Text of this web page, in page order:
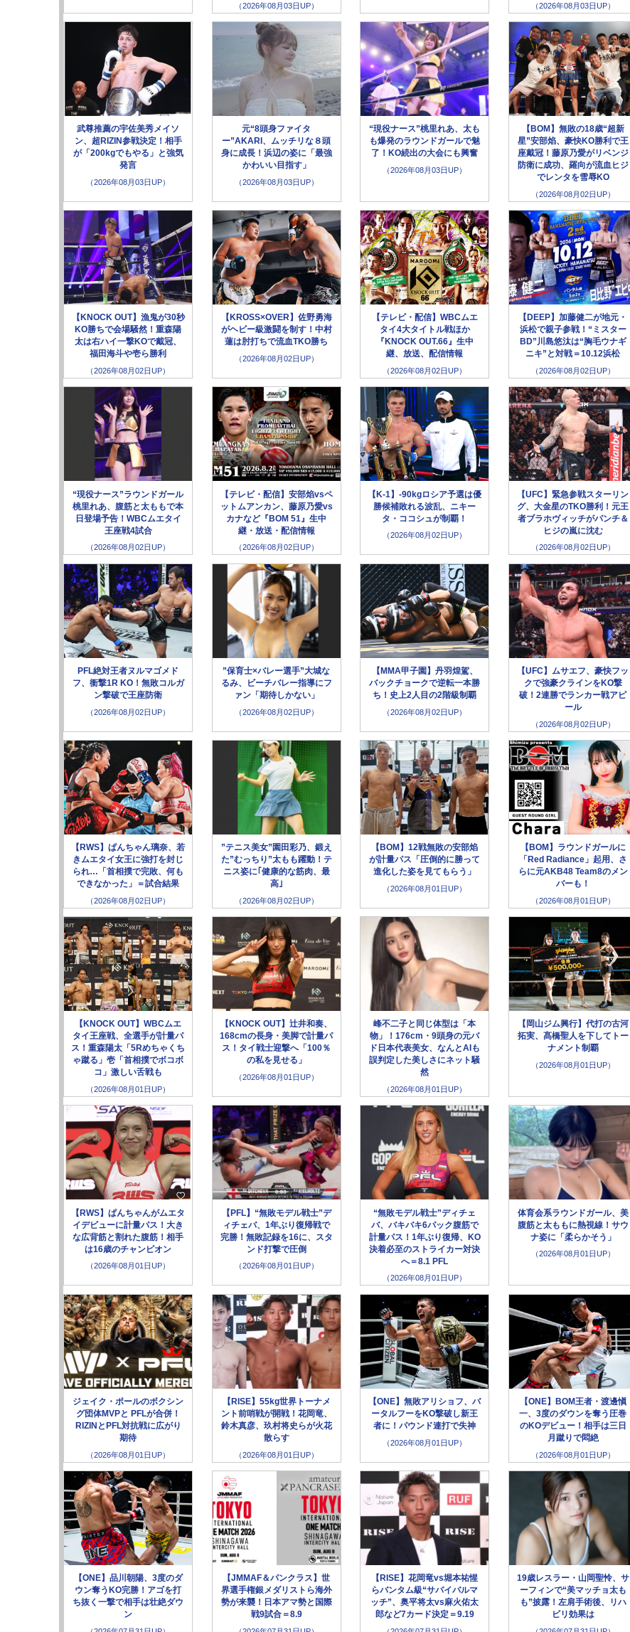
（2026年08月03日UP） （2026年08月03日UP）
武尊推薦の宇佐美秀メイソ
ン、超RIZIN参戦決定！相手
が「200kgでもやる」と強気
発言
（2026年08月03日UP）
元“8頭身ファイタ
ー”AKARI、ムッチリな８頭
身に成長！浜辺の姿に「最強
かわいい目指す」
（2026年08月03日UP）
“現役ナース”桃里れあ、太も
も爆発のラウンドガールで魅
了！KO続出の大会にも興奮
（2026年08月03日UP）
【BOM】無敗の18歳“超新
星”安部焰、豪快KO勝利で王
座戴冠！藤原乃愛がリベンジ
防衛に成功、羅向が流血ヒジ
でレンタを雪辱KO
（2026年08月02日UP）
【KNOCK OUT】漁鬼が30秒
KO勝ちで会場騒然！重森陽
太は右ハイ一撃KOで戴冠、
福田海斗や壱ら勝利
（2026年08月02日UP）
【KROSS×OVER】佐野勇海
がヘビー級激闘を制す！中村
蓮は肘打ちで流血TKO勝ち
（2026年08月02日UP）
【テレビ・配信】WBCムエ
タイ4大タイトル戦ほか
『KNOCK OUT.66』生中
継、放送、配信情報
（2026年08月02日UP）
【DEEP】加藤健二が地元・
浜松で親子参戦！“ミスター
BD”川島悠汰は“胸毛ウナギ
ニキ”と対戦＝10.12浜松
（2026年08月02日UP）
“現役ナース”ラウンドガール
桃里れあ、腹筋と太ももで本
日登場予告！WBCムエタイ
王座戦4試合
（2026年08月02日UP）
【テレビ・配信】安部焰vsペ
ットムアンカン、藤原乃愛vs
カナなど『BOM 51』生中
継・放送・配信情報
（2026年08月02日UP）
【K-1】-90kgロシア予選は優
勝候補敗れる波乱、ニキー
タ・ココシュが制覇！
（2026年08月02日UP）
【UFC】緊急参戦スターリン
グ、大金星のTKO勝利！元王
者ブラホヴィッチがパンチ＆
ヒジの嵐に沈む
（2026年08月02日UP）
PFL絶対王者ヌルマゴメド
フ、衝撃1R KO！無敗コルガ
ン撃破で王座防衛
（2026年08月02日UP）
”保育士×バレー選手”大城な
るみ、ビーチバレー指導にフ
ァン「期待しかない」
（2026年08月02日UP）
【MMA甲子園】丹羽煌駕、
バックチョークで逆転一本勝
ち！史上2人目の2階級制覇
（2026年08月02日UP）
【UFC】ムサエフ、豪快フッ
クで強豪クラインをKO撃
破！2連勝でランカー戦アピ
ール
（2026年08月02日UP）
【RWS】ぱんちゃん璃奈、若
きムエタイ女王に強打を封じ
られ…「首相撲で完敗、何も
できなかった」＝試合結果
（2026年08月02日UP）
”テニス美女”園田彩乃、鍛え
た”むっちり”太もも躍動！テ
ニス姿に｢健康的な筋肉、最
高｣
（2026年08月02日UP）
【BOM】12戦無敗の安部焰
が計量パス「圧倒的に勝って
進化した姿を見てもらう」
（2026年08月01日UP）
【BOM】ラウンドガールに
「Red Radiance」起用、さ
らに元AKB48 Team8のメン
バーも！
（2026年08月01日UP）
【KNOCK OUT】WBCムエ
タイ王座戦、全選手が計量パ
ス！重森陽太「5Rめちゃくち
ゃ蹴る」壱「首相撲でボコボ
コ」激しい舌戦も
（2026年08月01日UP）
【KNOCK OUT】辻井和奏、
168cmの長身・美脚で計量パ
ス！タイ戦士迎撃へ「100％
の私を見せる」
（2026年08月01日UP）
峰不二子と同じ体型は「本
物」！176cm・9頭身の元バ
ド日本代表美女、なんとAIも
誤判定した美しさにネット騒
然
（2026年08月01日UP）
【岡山ジム興行】代打の古河
拓実、髙橋聖人を下してトー
ナメント制覇
（2026年08月01日UP）
【RWS】ぱんちゃんがムエタ
イデビューに計量パス！大き
な広背筋と割れた腹筋！相手
は16歳のチャンピオン
（2026年08月01日UP）
【PFL】“無敗モデル戦士”デ
ィチェバ、1年ぶり復帰戦で
完勝！無敗記録を16に、スタ
ンド打撃で圧倒
（2026年08月01日UP）
“無敗モデル戦士”ディチェ
バ、バキバキ6パック腹筋で
計量パス！1年ぶり復帰、KO
決着必至のストライカー対決
へ＝8.1 PFL
（2026年08月01日UP）
体育会系ラウンドガール、美
腹筋と太ももに熱視線！サウ
ナ姿に「柔らかそう」
（2026年08月01日UP）
ジェイク・ポールのボクシン
グ団体MVPと PFLが合併！
RIZINとPFL対抗戦に広がり
期待
（2026年08月01日UP）
【RISE】55kg世界トーナメ
ント前哨戦が開戦！花岡竜、
鈴木真彦、玖村将史らが火花
散らす
（2026年08月01日UP）
【ONE】無敗アリショフ、バ
ータルフーをKO撃破し新王
者に！パウンド連打で失神
（2026年08月01日UP）
【ONE】BOM王者・渡邊愼
一、3度のダウンを奪う圧巻
のKOデビュー！相手は三日
月蹴りで悶絶
（2026年08月01日UP）
【ONE】品川朝陽、3度のダ
ウン奪うKO完勝！アゴを打
ち抜く一撃で相手は壮絶ダウ
ン
【JMMAF＆パンクラス】世
界選手権銀メダリストら海外
勢が来襲！日本アマ勢と国際
戦9試合＝8.9
【RISE】花岡竜vs堀本祐惺
らバンタム級“サバイバルマ
ッチ”、奥平将太vs麻火佑太
郎など7カード決定＝9.19
19歳レスラー・山岡聖怜、サ
ーフィンで“美マッチョ太も
も”披露！左肩手術後、リハ
ビリ効果は